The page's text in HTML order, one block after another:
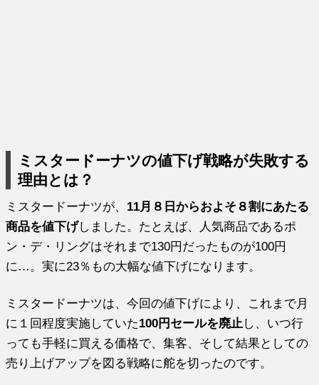
ミスタードーナツの値下げ戦略が失敗する
理由とは？
ミスタードーナツが、 11月８日からおよそ８割にあたる
商品を値下げしました。たとえば、人気商品であるポ
ン・デ・リングはそれまで130円だったものが100円
に…。実に23％もの大幅な値下げになります。
ミスタードーナツは、今回の値下げにより、これまで月
に１回程度実施していた100円セールを廃止 し、いつ行
っても手軽に買える価格で、集客、そして結果としての
売り上げアップを図る戦略に舵を切ったのです。